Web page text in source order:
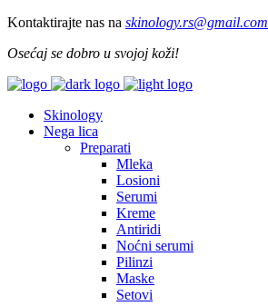
Kontaktirajte nas na skinology.rs@gmail.com
Osećaj se dobro u svojoj koži!
Skinology
Nega lica
Preparati
Mleka
Losioni
Serumi
Kreme
Antiridi
Noćni serumi
Pilinzi
Maske
Setovi